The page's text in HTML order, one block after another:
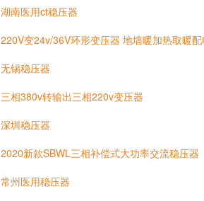
湖南医用ct稳压器
220V变24v/36V环形变压器 地墙暖加热取暖
无锡稳压器
三相380v转输出三相220v变压器
深圳稳压器
2020新款SBWL三相补偿式大功率交流稳压器
常州医用稳压器